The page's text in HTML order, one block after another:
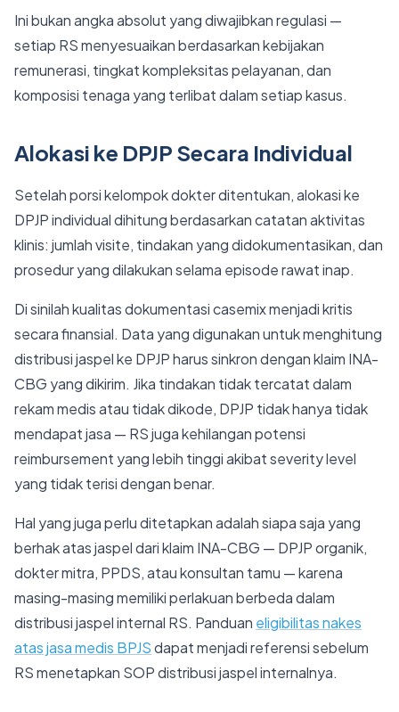
Ini bukan angka absolut yang diwajibkan regulasi —
setiap RS menyesuaikan berdasarkan kebijakan
remunerasi, tingkat kompleksitas pelayanan, dan
komposisi tenaga yang terlibat dalam setiap kasus.
Alokasi ke DPJP Secara Individual
Setelah porsi kelompok dokter ditentukan, alokasi ke
DPJP individual dihitung berdasarkan catatan aktivitas
klinis: jumlah visite, tindakan yang didokumentasikan, dan
prosedur yang dilakukan selama episode rawat inap.
Di sinilah kualitas dokumentasi casemix menjadi kritis
secara finansial. Data yang digunakan untuk menghitung
distribusi jaspel ke DPJP harus sinkron dengan klaim INA-
CBG yang dikirim. Jika tindakan tidak tercatat dalam
rekam medis atau tidak dikode, DPJP tidak hanya tidak
mendapat jasa — RS juga kehilangan potensi
reimbursement yang lebih tinggi akibat severity level
yang tidak terisi dengan benar.
Hal yang juga perlu ditetapkan adalah siapa saja yang
berhak atas jaspel dari klaim INA-CBG — DPJP organik,
dokter mitra, PPDS, atau konsultan tamu — karena
masing-masing memiliki perlakuan berbeda dalam
distribusi jaspel internal RS. Panduan eligibilitas nakes
atas jasa medis BPJSdapat menjadi referensi sebelum
RS menetapkan SOP distribusi jaspel internalnya.